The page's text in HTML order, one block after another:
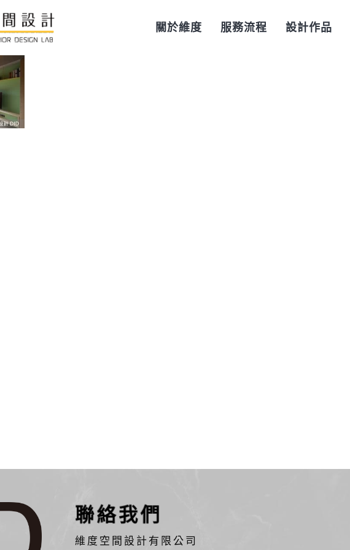
關於維度 服務流程 設計作品
聯絡我們
維度空間設計有限公司